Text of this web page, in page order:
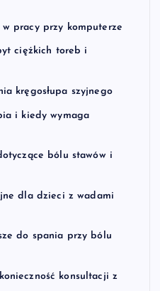
pracy przy komputerze
ciężkich toreb i
kręgosłupa szyjnego
i kiedy wymaga
bólu stawów i
dla dzieci z wadami
do spania przy bólu
konsultacji z